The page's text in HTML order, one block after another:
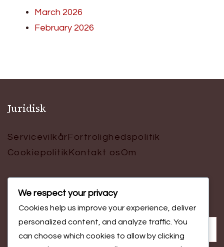
March 2026
February 2026
Juridisk
ServicevilkårFortrolighedspolitik
Cookiepolitik Kontakt os Om
Søg
Search
We respect your privacy
Cookies help us improve your experience, deliver
personalized content, and analyze traffic. You
can choose which cookies to allow by clicking